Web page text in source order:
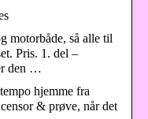
motorbåde, så alle til
Pris. 1. del –
den …
hjemme fra
& prøve, når det